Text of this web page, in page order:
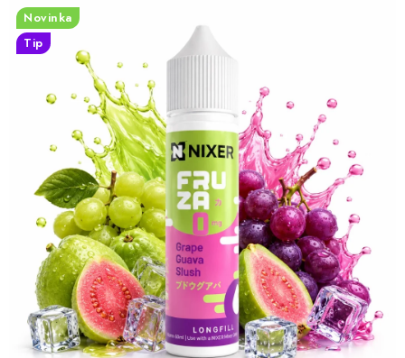
E-LIQUIDY
E-CIGARETY
NIKOTINOVÉ SÁČKY
DÁRKOVÉ VOUCHERY
ATOMIZÉRY A CARTRIDGE
BATERIE A NABÍJEČKY
GRIPY & MODY
Novinka
Tip